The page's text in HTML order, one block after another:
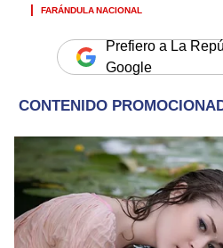
FARÁNDULA NACIONAL
Prefiero a La
Google